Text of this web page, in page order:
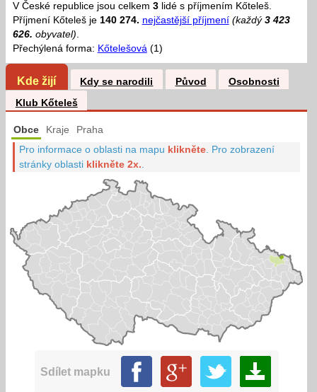
V České republice jsou celkem 3lidé s příjmením Kőteleš.
Příjmení Kőteleš je 140 274. nejčastější příjmení (každý 3 423
626. obyvatel).
Přechýlená forma: Kőtelešová(1)
Kde žijí Kdy se narodili Původ
Osobnosti
Klub Kőteleš
Obce Kraje Praha
Pro informace o oblasti na mapu klikněte Pro zobrazení
stránky oblasti klikněte 2x.
Sdílet mapku